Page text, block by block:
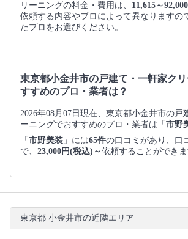
リーニングの料金・費用は、 11,615～
依頼する内容やプロによって異なりますの
たプロをお選びください。
東京都小金井市の戸建て・一軒家ク
すすめのプロ・業者は？
2026年08月07日現在、東京都小金井市の戸
ーニングでおすすめのプロ・業者は「 市野
「 市野美装 」には65件の口コミがあり、口
で、 23,000円(税込)～依頼することができま
東京都 小金井市の近隣エリア